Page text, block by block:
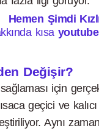
Hemen Şimdi
kısa
Değişir?
için
geçici ve
Aynı